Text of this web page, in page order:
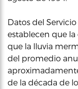
Datos del
establecen que la
que la lluvia
del promedio
de la década de